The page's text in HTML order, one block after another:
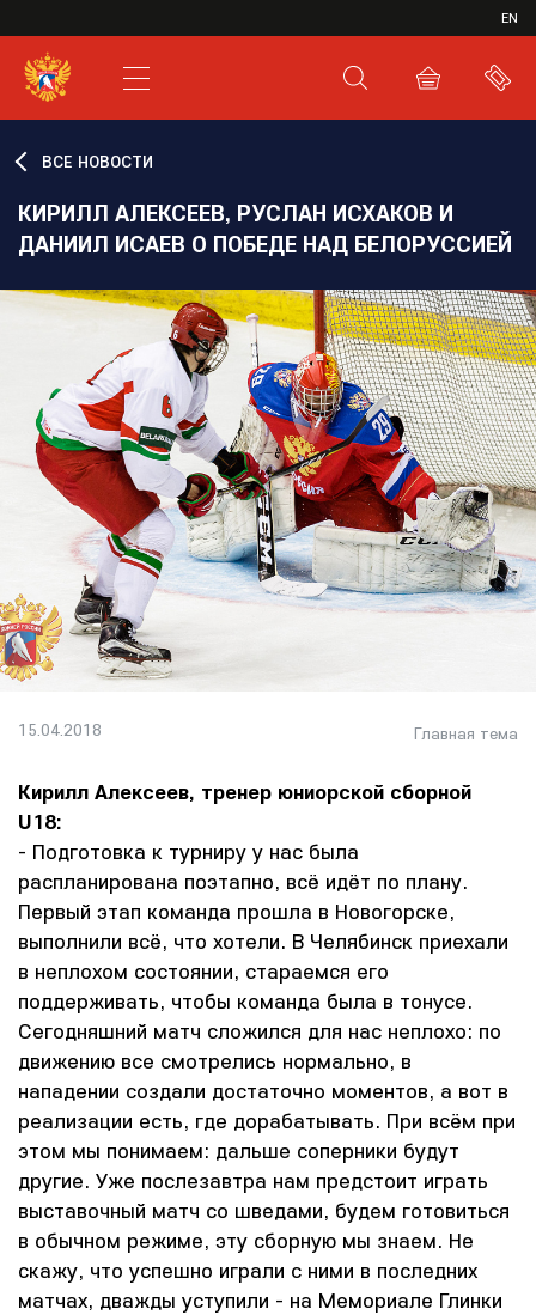
EN
XHL.RU
ВКС
ВСЕ НОВОСТИ
КИРИЛЛ АЛЕКСЕЕВ, РУСЛАН ИСХАКОВ И
ДАНИИЛ ИСАЕВ О ПОБЕДЕ НАД БЕЛОРУССИЕЙ
15.04.2018 Главная тема
Кирилл Алексеев, тренер юниорской сборной
U18:
- Подготовка к турниру у нас была
распланирована поэтапно, всё идёт по плану.
Первый этап команда прошла в Новогорске,
выполнили всё, что хотели. В Челябинск приехали
в неплохом состоянии, стараемся его
поддерживать, чтобы команда была в тонусе.
Сегодняшний матч сложился для нас неплохо: по
движению все смотрелись нормально, в
нападении создали достаточно моментов, а вот в
реализации есть, где дорабатывать. При всём при
этом мы понимаем: дальше соперники будут
другие. Уже послезавтра нам предстоит играть
выставочный матч со шведами, будем готовиться
в обычном режиме, эту сборную мы знаем. Не
скажу, что успешно играли с ними в последних
матчах, дважды уступили - на Мемориале Глинки